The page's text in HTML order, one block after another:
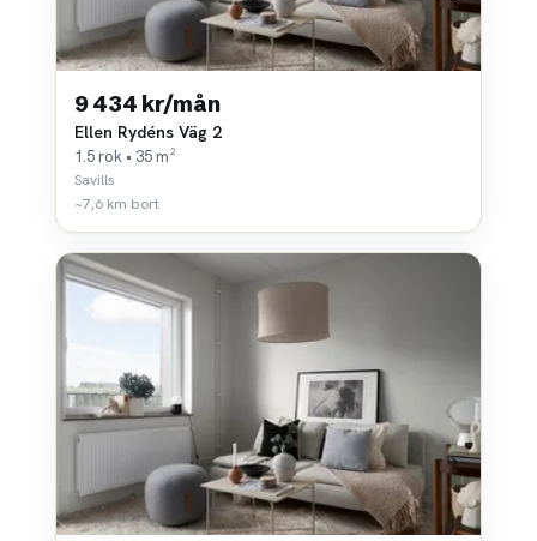
9 434 kr/mån
Ellen Rydéns Väg 2
1.5 rok • 35 m²
Savills
~7,6 km bort